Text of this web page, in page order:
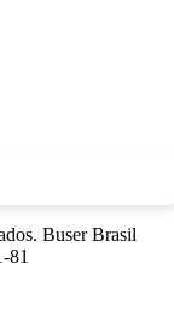
Buser Brasil
81